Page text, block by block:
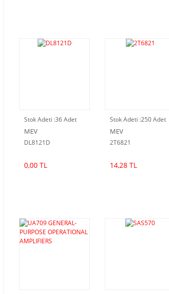
Stok Adeti :36 Adet
MEV
DL8121D
0,00 TL
Stok Adeti :250 Adet
MEV
2T6821
14,28 TL